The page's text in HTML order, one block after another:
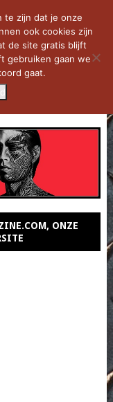
ONZE
te zijn dat je onze
ook cookies zijn
de site gratis blijft
gebruiken gaan we
gaat.